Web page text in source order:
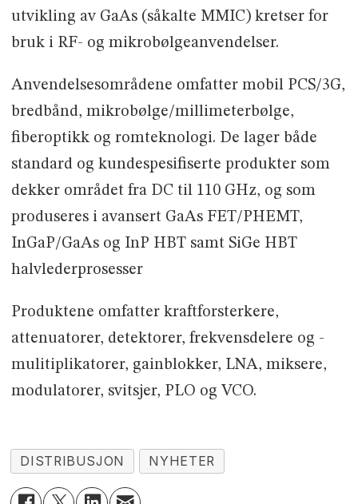
utvikling av GaAs (såkalte MMIC) kretser for
bruk i RF- og mikrobølgeanvendelser.
Anvendelsesområdene omfatter mobil PCS/3G,
bredbånd, mikrobølge/millimeterbølge,
fiberoptikk og romteknologi. De lager både
standard og kundespesifiserte produkter som
dekker området fra DC til 110 GHz, og som
produseres i avansert GaAs FET/PHEMT,
InGaP/GaAs og InP HBT samt SiGe HBT
halvlederprosesser
Produktene omfatter kraftforsterkere,
attenuatorer, detektorer, frekvensdelere og -
mulitiplikatorer, gainblokker, LNA, miksere,
modulatorer, svitsjer, PLO og VCO.
DISTRIBUSJON NYHETER